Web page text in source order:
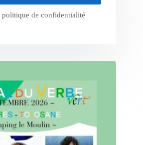
politique de confidentialité